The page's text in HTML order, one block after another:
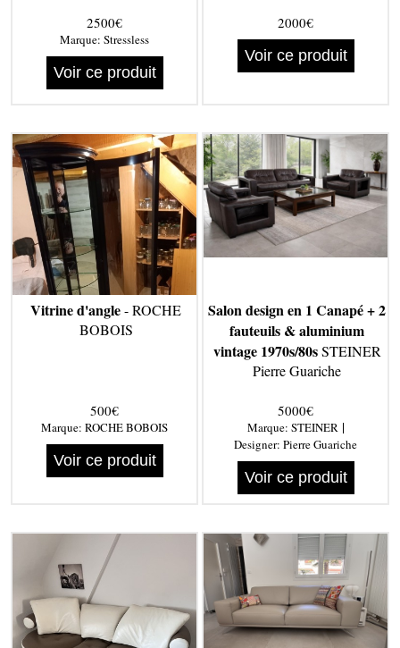
2500€
Marque: Stressless
Voir ce produit
2000€
Voir ce produit
Vitrine d'angle- ROCHE
BOBOIS
500€
Marque: ROCHE BOBOIS
Voir ce produit
Salon design en 1 Canapé + 2
fauteuils & aluminium
vintage 1970s/80sSTEINER
Pierre Guariche
5000€
Marque: STEINER|
Designer: Pierre Guariche
Voir ce produit